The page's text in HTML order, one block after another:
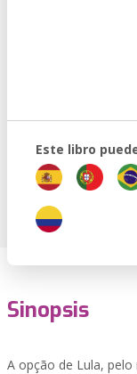
Este libro
Sinopsis
A opção de Lula,